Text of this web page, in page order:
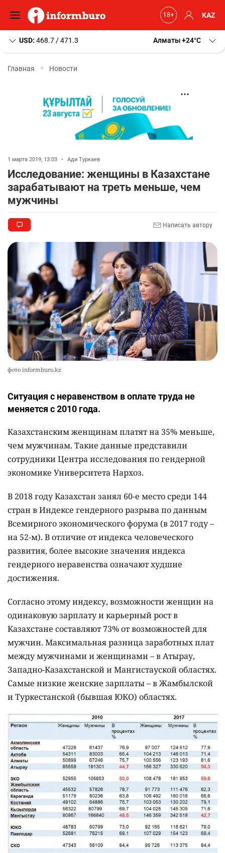
KAZ
USD: 468.7 / 471.3 Алматы+24 C
Главная Новости
1 марта 2019, 13:03 • Ади Туркаев
Исследование: женщины в Казахстане
зарабатывают на треть меньше, чем
мужчины
Написать автору
фото informburo.kz
Ситуация с неравенством в оплате труда не
меняется с 2010 года.
Казахстанским женщинам платят на 35% меньше,
чем мужчинам. Такие данные представили
сотрудники Центра исследования по гендерной
экономике Университета Нархоз.
В 2018 году Казахстан занял 60-е место среди 144
стран в Индексе гендерного разрыва по данным
Всемирного экономического форума (в 2017 году –
на 52-м). В отличие от индекса человеческого
развития, более высокие значения индекса
гендерного неравенства означают худшие
достижения.
Согласно этому индексу, возможности женщин на
одинаковую зарплату и карьерный рост в
Казахстане составляют 73% от возможностей для
мужчин. Максимальная разница заработных плат
между мужчинами и женщинами – в Атырау,
Западно-Казахстанской и Мангистауской областях.
Самые низкие женские зарплаты – в Жамбылской
и Туркестанской (бывшая ЮКО) областях.